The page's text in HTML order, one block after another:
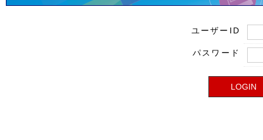
ユーザーID
パスワード